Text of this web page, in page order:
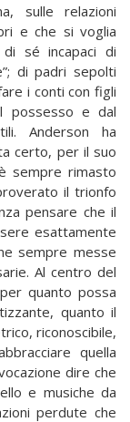
sulle relazioni
e che si voglia
sé incapaci di
di padri sepolti
i conti con figli
possesso e dal
Anderson ha
certo, per il suo
sempre rimasto
il trionfo
pensare che il
esattamente
sempre messe
Al centro del
quanto possa
quanto il
riconoscibile,
quella
dire che
e musiche da
perdute che